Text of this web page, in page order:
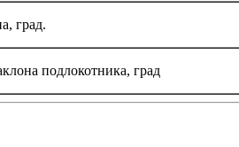
град.
наклона подлокотника, град